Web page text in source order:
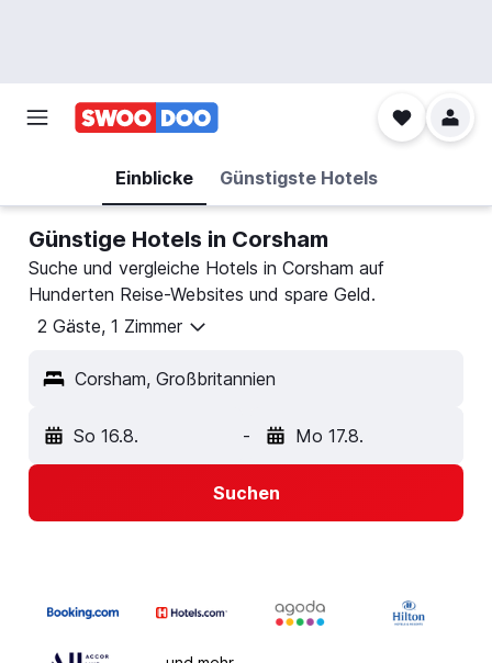
Einblicke Günstigste Hotels
Günstige Hotels in Corsham
Suche und vergleiche Hotels in Corsham auf
Hunderten Reise-Websites und spare Geld.
2 Gäste, 1 Zimmer
Corsham, Großbritannien
So 16.8. - Mo 17.8.
Suchen